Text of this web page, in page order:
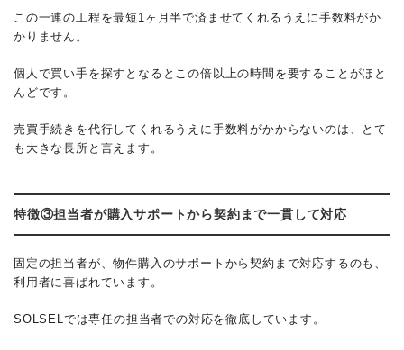
この一連の工程を最短1ヶ月半で済ませてくれるうえに手数料がか
かりません。
個人で買い手を探すとなるとこの倍以上の時間を要することがほと
んどです。
売買手続きを代行してくれるうえに手数料がかからないのは、とて
も大きな長所と言えます。
特徴③担当者が購入サポートから契約まで一貫して対応
固定の担当者が、物件購入のサポートから契約まで対応するのも、
利用者に喜ばれています。
SOLSELでは専任の担当者での対応を徹底しています。